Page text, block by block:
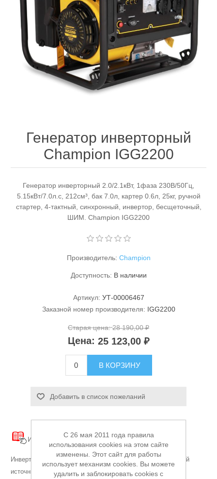
Электроинструмент
Садовая и силовая техника
Станки и оснастка
Аккумуляторы и ЗУ
Ремонт инструмента марки DCK
Ремонт инструмента марки Elitech
Сервисный центр JET
Сервисный центр Кратон
Новости
FAQ
Контакты
Генератор инверторный
Champion IGG2200
Генератор инверторный 2.0/2.1кВт, 1фаза 230В/50Гц,
5.15кВт/7.0л.с, 212см³, бак 7.0л, картер 0.6л, 25кг, ручной
стартер, 4-тактный, синхронный, инвертор, бесщеточный,
ШИМ. Champion IGG2200
Производитель: Champion
Доступность: В наличии
Артикул: УТ-00006467
Заказной номер производителя: IGG2200
Старая цена: 28 190,00 ₽
Цена: 25 123,00 ₽
В КОРЗИНУ
Добавить в список пожеланий
Инструкция Схема Каталог
Инверторный генератор Champion IGG2200 — это надёжный
источник автономного питания мощностью 2 кВт, который
C 26 мая 2011 года правила
использования cookies на этом сайте
изменены. Этот сайт для работы
использует механизм cookies. Вы можете
удалить и заблокировать cookies с